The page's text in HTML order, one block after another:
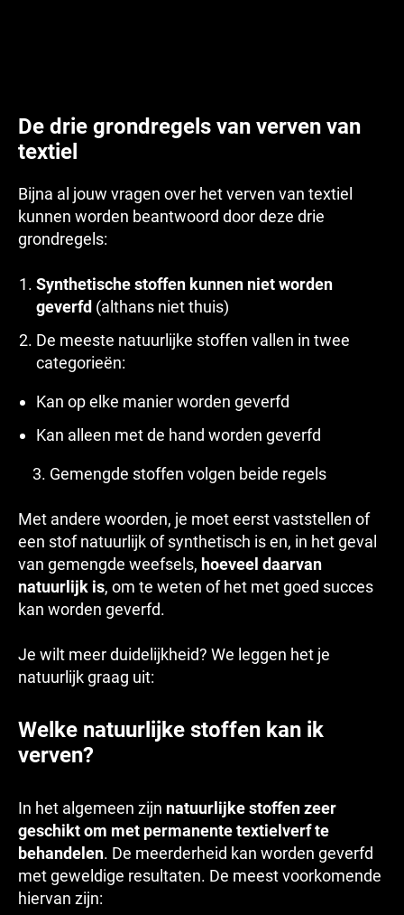
De drie grondregels van verven van
textiel
Bijna al jouw vragen over het verven van textiel
kunnen worden beantwoord door deze drie
grondregels:
Synthetische stoffen kunnen niet worden
geverfd (althans niet thuis)
De meeste natuurlijke stoffen vallen in twee
categorieën:
Kan op elke manier worden geverfd
Kan alleen met de hand worden geverfd
3. Gemengde stoffen volgen beide regels
Met andere woorden, je moet eerst vaststellen of
een stof natuurlijk of synthetisch is en, in het geval
van gemengde weefsels, hoeveel daarvan
natuurlijk is, om te weten of het met goed succes
kan worden geverfd.
Je wilt meer duidelijkheid? We leggen het je
natuurlijk graag uit:
Welke natuurlijke stoffen kan ik
verven?
In het algemeen zijn natuurlijke stoffen zeer
geschikt om met permanente textielverf te
behandelen. De meerderheid kan worden geverfd
met geweldige resultaten. De meest voorkomende
hiervan zijn: